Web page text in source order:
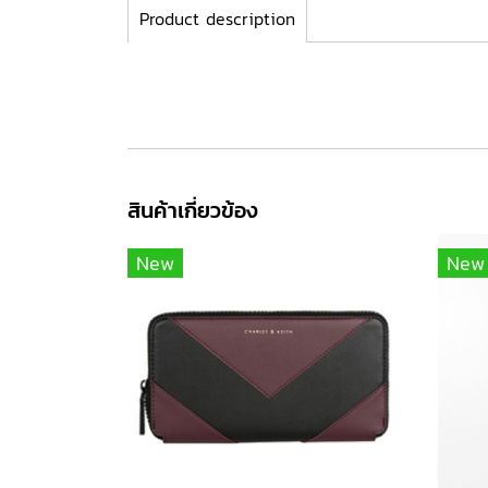
Product description
สินค้าเกี่ยวข้อง
New New